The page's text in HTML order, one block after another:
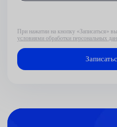
При нажатии на кнопку «Записаться»
условиями обработки персональных